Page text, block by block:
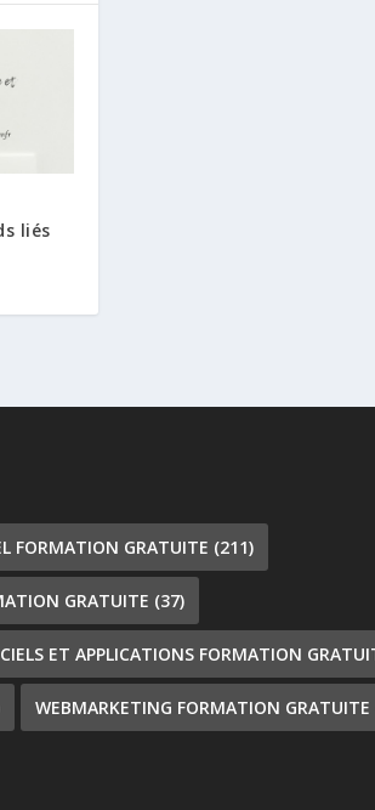
liés
FORMATION GRATUITE (211)
GRATUITE (37)
ET APPLICATIONS FORMATION
WEBMARKETING FORMATION GRATUITE